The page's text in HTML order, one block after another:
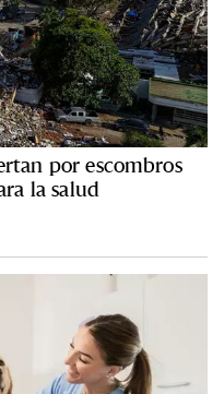
por escombros
la salud